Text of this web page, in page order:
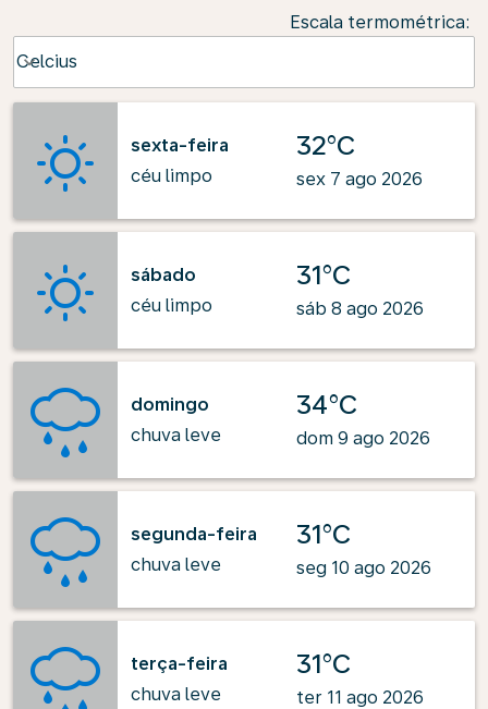
Escala termométrica:
Celcius
keyboard_arrow_down
sexta-feira
céu limpo
32°C
sex 7 ago 2026
sábado
céu limpo
31°C
sáb 8 ago 2026
domingo
chuva leve
34°C
dom 9 ago 2026
segunda-feira
chuva leve
31°C
seg 10 ago 2026
terça-feira
chuva leve
31°C
ter 11 ago 2026